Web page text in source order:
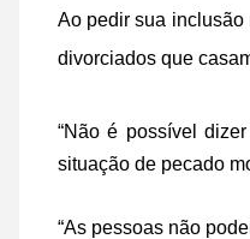
Ao pedir sua inclusão
divorciados que
“Não é possível
situação de pecado
“As pessoas não